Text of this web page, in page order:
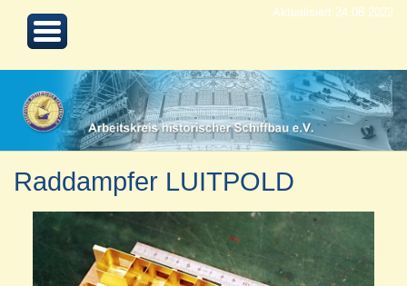
Aktualisiert 24.08.2022
Raddampfer LUITPOLD